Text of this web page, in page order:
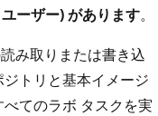
ーザー) があります。
み取りまたは書き込
トリと基本イメージ
てのラボ タスクを実